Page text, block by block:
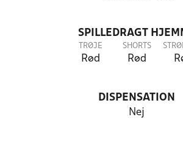
SPILLEDRAGT
TRØJE
Rød
SHORTS
Rød
DISPENSATION
Nej